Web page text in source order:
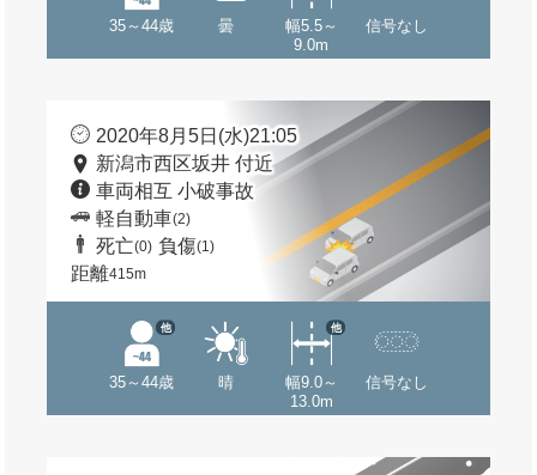
35～44歳 曇
幅5.5～
9.0m
信号なし
2020年8月5日(水)21:05
新潟市西区坂井 付近
車両相互 小破事故
軽自動車(2)
死亡(0) 負傷(1)
距離415m
35～44歳
他
晴
幅9.0～
13.0m
他
信号なし